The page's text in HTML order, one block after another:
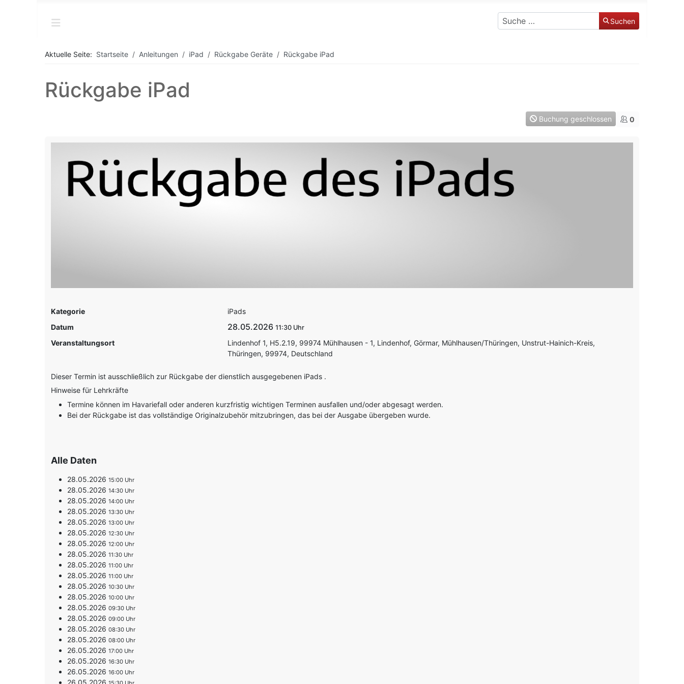
Suchen Suchen
Aktuelle Seite: Startseite Anleitungen iPad Rückgabe Geräte Rückgabe iPad
Rückgabe iPad
Buchung geschlossen 0
Kategorie
iPads
Datum
28.05.2026 11:30
Veranstaltungsort
Lindenhof 1, H5.2.19, 99974 Mühlhausen - 1, Lindenhof, Görmar, Mühlhausen/Thüringen, Unstrut-Hainich-Kreis,
Thüringen, 99974, Deutschland
Dieser Termin ist ausschließlich zur Rückgabe der dienstlich ausgegebenen iPads .
Hinweise für Lehrkräfte
Termine können im Havariefall oder anderen kurzfristig wichtigen Terminen ausfallen und/oder abgesagt werden.
Bei der Rückgabe ist das vollständige Originalzubehör mitzubringen, das bei der Ausgabe übergeben wurde.
Alle Daten
28.05.2026 15:00
28.05.2026 14:30
28.05.2026 14:00
28.05.2026 13:30
28.05.2026 13:00
28.05.2026 12:30
28.05.2026 12:00
28.05.2026 11:30
28.05.2026 11:00
28.05.2026 11:00
28.05.2026 10:30
28.05.2026 10:00
28.05.2026 09:30
28.05.2026 09:00
28.05.2026 08:30
28.05.2026 08:00
26.05.2026 17:00
26.05.2026 16:30
26.05.2026 16:00
26.05.2026